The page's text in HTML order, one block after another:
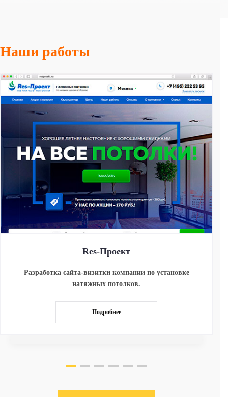
Наши работы
Res-Проект
Разработка сайта-визитки компании по установке
натяжных потолков.
Подробнее